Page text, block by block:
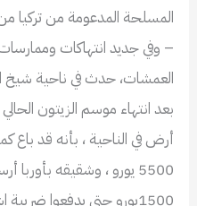
المسلحة المدعومة من تركيا
– وفي جديد انتهاكات
العمشات، حدث في ناحية شيخ
أرض في الناحية ، بأنه قد باع
5500 يورو ، وشقيقه